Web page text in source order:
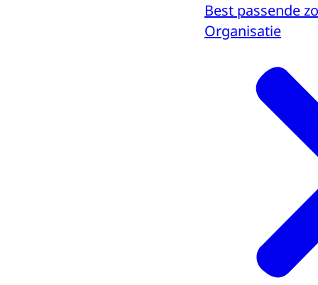
Best passende
Organisatie